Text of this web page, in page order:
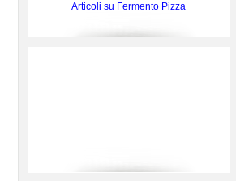
Articoli su Fermento Pizza